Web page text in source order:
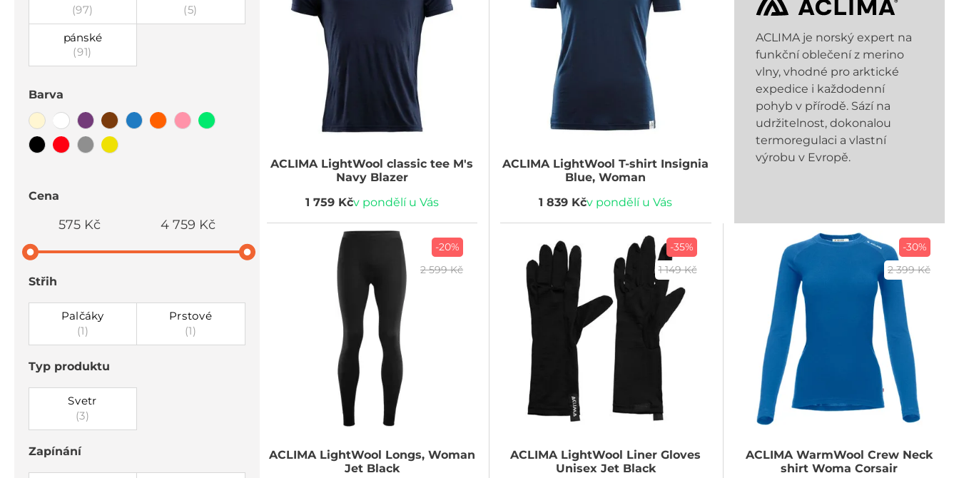
(97)
(5)
pánské
(91)
Barva
Cena
575 Kč 4 759 Kč
Střih
Palčáky
(1)
Prstové
(1)
Typ produktu
Svetr
(3)
Zapínání
ACLIMALightWool classic tee M's
Navy Blazer
1 759 Kčv pondělí u Vás
ACLIMALightWool T-shirt Insignia
Blue, Woman
1 839 Kčv pondělí u Vás
ACLIMA je norský expert na
funkční oblečení z merino
vlny, vhodné pro arktické
expedice i každodenní
pohyb v přírodě. Sází na
udržitelnost, dokonalou
termoregulaci a vlastní
výrobu v Evropě.
-20%
2 599 Kč
ACLIMALightWool Longs, Woman
Jet Black
-35%
1 149 Kč
ACLIMALightWool Liner Gloves
Unisex Jet Black
-30%
2 399 Kč
ACLIMAWarmWool Crew Neck
shirt Woma Corsair